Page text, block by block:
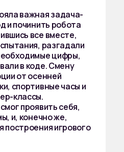
важная задача-
и починить робота
все вместе,
разгадали
цифры,
в коде. Смену
от осенней
спортивные часы и
классы.
проявить себя,
и, конечно же,
построения игрового